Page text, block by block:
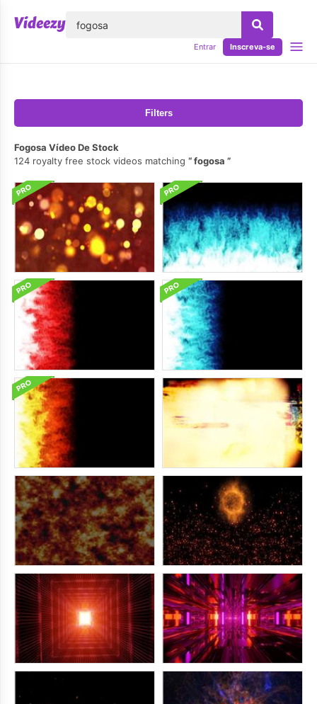
Entrar Inscreva-se
Filters
Fogosa Vídeo De Stock
124 royalty free stock videos matching
fogosa